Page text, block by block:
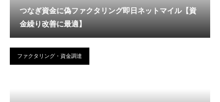
つなぎ資金に偽ファクタリング即日ネットマイル【資
金繰り改善に最適】
ファクタリング・資金調達